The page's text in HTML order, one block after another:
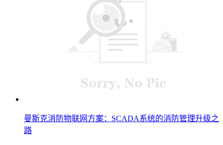
曼斯克消防物联网方案：SCADA系统的消防管理升级之
路